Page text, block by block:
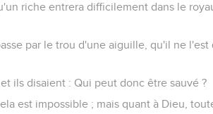
riche entrera difficilement dans le
par le trou d'une aiguille, qu'il ne l'est
ils disaient : Qui peut donc être sauvé ?
est impossible ; mais quant à Dieu,